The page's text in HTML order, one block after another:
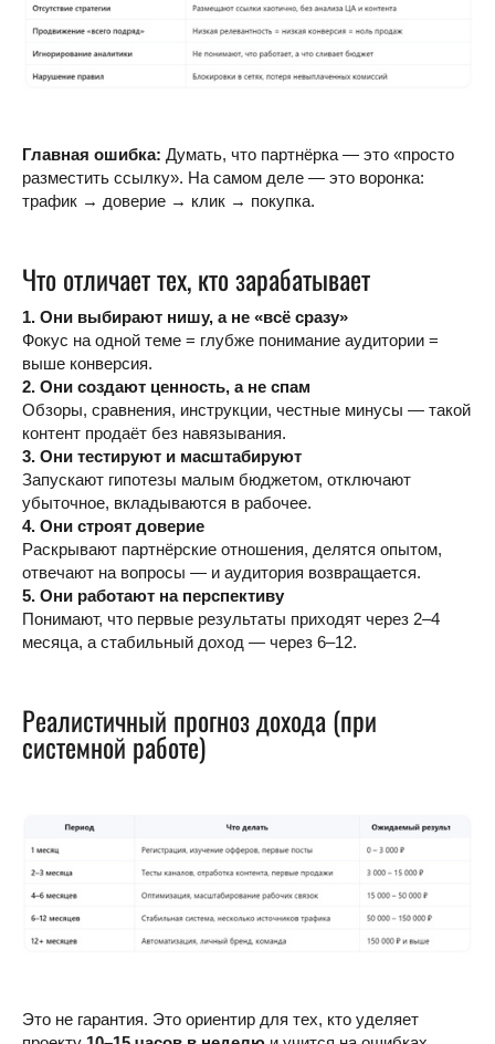
Главная ошибка: Думать, что партнёрка — это «просто
разместить ссылку». На самом деле — это воронка:
трафик → доверие → клик → покупка.
Что отличает тех, кто зарабатывает
1. Они выбирают нишу, а не «всё сразу»
Фокус на одной теме = глубже понимание аудитории =
выше конверсия.
2. Они создают ценность, а не спам
Обзоры, сравнения, инструкции, честные минусы — такой
контент продаёт без навязывания.
3. Они тестируют и масштабируют
Запускают гипотезы малым бюджетом, отключают
убыточное, вкладываются в рабочее.
4. Они строят доверие
Раскрывают партнёрские отношения, делятся опытом,
отвечают на вопросы — и аудитория возвращается.
5. Они работают на перспективу
Понимают, что первые результаты приходят через 2–4
месяца, а стабильный доход — через 6–12.
Реалистичный прогноз дохода (при
системной работе)
Это не гарантия. Это ориентир для тех, кто уделяет